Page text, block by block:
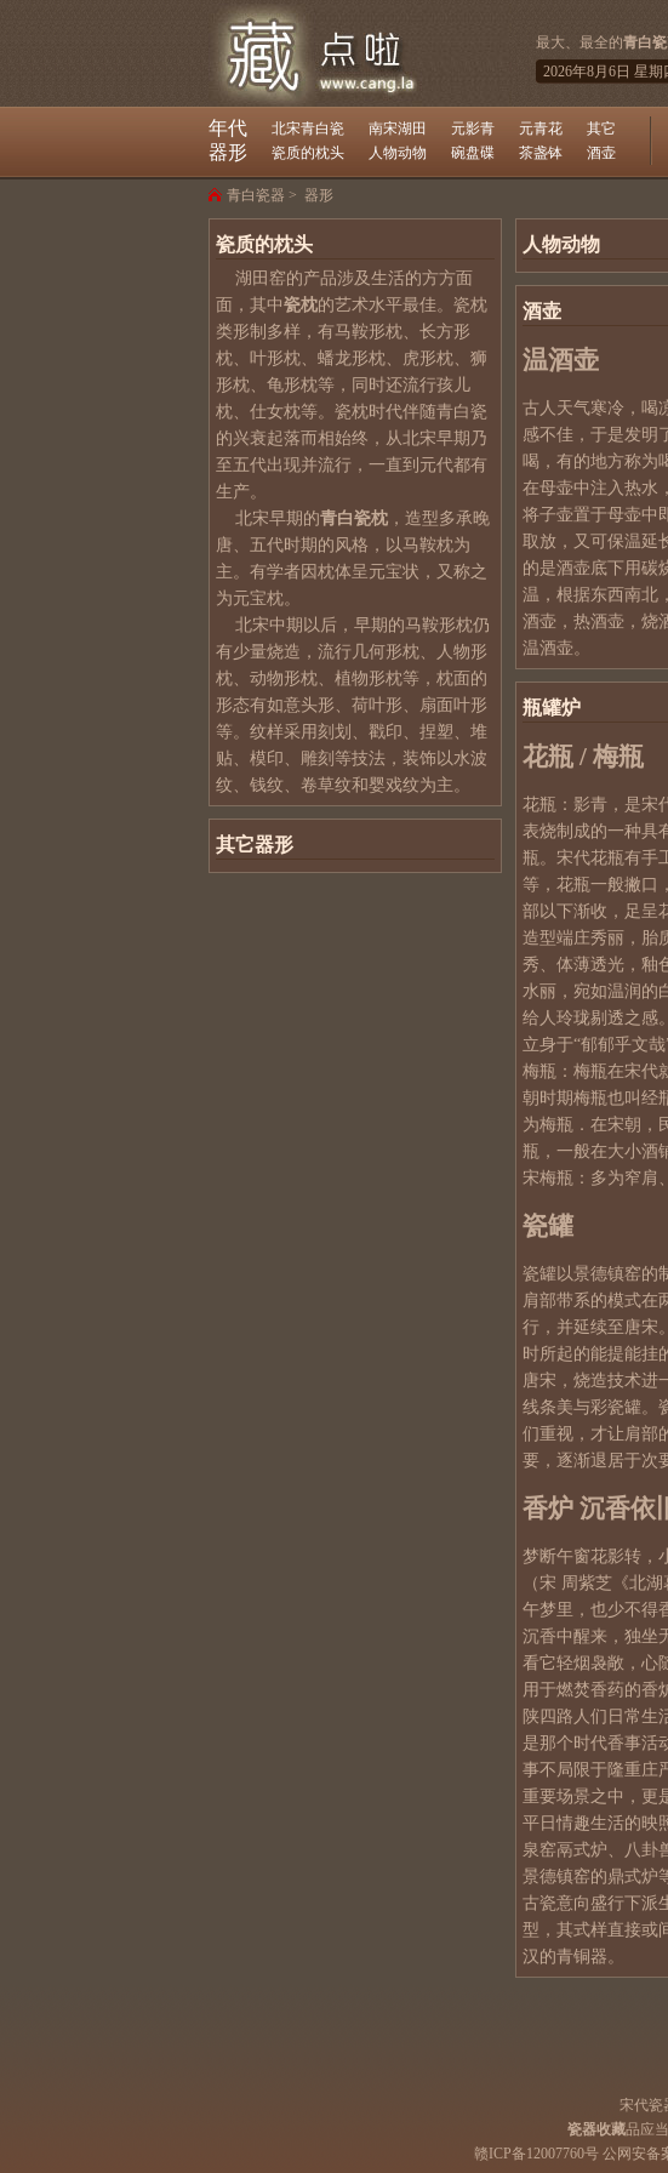
最大、最全的青白瓷
2026年8月6日 星期
年代 北宋青白瓷 南宋湖田 元影青 元青花 其它
器形 瓷质的枕头 人物动物 碗盘碟 茶盏钵 酒壶
青白瓷器 > 器形
瓷质的枕头
湖田窑的产品涉及生活的方方面
面，其中瓷枕的艺术水平最佳。瓷枕
类形制多样，有马鞍形枕、长方形
枕、叶形枕、蟠龙形枕、虎形枕、狮
形枕、龟形枕等，同时还流行孩儿
枕、仕女枕等。瓷枕时代伴随青白瓷
的兴衰起落而相始终，从北宋早期乃
至五代出现并流行，一直到元代都有
生产。
北宋早期的青白瓷枕 ，造型多承晚
唐、五代时期的风格，以马鞍枕为
主。有学者因枕体呈元宝状，又称之
为元宝枕。
北宋中期以后，早期的马鞍形枕仍
有少量烧造，流行几何形枕、人物形
枕、动物形枕、植物形枕等，枕面的
形态有如意头形、荷叶形、扇面叶形
等。纹样采用刻划、戳印、捏塑、堆
贴、模印、雕刻等技法，装饰以水波
纹、钱纹、卷草纹和婴戏纹为主。
人物动物
酒壶
温酒壶
古人天气寒冷，喝
感不佳，于是发明
喝，有的地方称为
在母壶中注入热水
将子壶置于母壶中
取放，又可保温延
的是酒壶底下用碳
温，根据东西南北
酒壶，热酒壶，烧
温酒壶。
瓶罐炉
花瓶 / 梅瓶
花瓶：影青，是宋
表烧制成的一种具
瓶。宋代花瓶有手
等，花瓶一般撇口
部以下渐收，足呈
造型端庄秀丽，胎
秀、体薄透光，釉
水丽，宛如温润的
给人玲珑剔透之感
立身于“郁郁乎文哉
梅瓶：梅瓶在宋代
朝时期梅瓶也叫经
为梅瓶．在宋朝，
瓶，一般在大小酒
宋梅瓶：多为窄肩
瓷罐
瓷罐以景德镇窑的
肩部带系的模式在
行，并延续至唐宋
时所起的能提能挂
唐宋，烧造技术进
线条美与彩瓷罐。
们重视，才让肩部
要，逐渐退居于次
香炉 沉香依
梦断午窗花影转，
（宋 周紫芝《北
午梦里，也少不得
沉香中醒来，独坐
看它轻烟袅敞，心
用于燃焚香药的香
陕四路人们日常生
是那个时代香事活
事不局限于隆重庄
重要场景之中，更
平日情趣生活的映
泉窑鬲式炉、八卦
景德镇窑的鼎式炉
古瓷意向盛行下派
型，其式样直接或
汉的青铜器。
其它器形
宋代瓷
瓷器收藏品应
赣ICP备12007760号 公网安备